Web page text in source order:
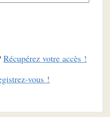
Récupérez votre accès !
vous !